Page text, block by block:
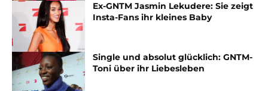
Ex-GNTM Jasmin Lekudere: Sie zeigt
Insta-Fans ihr kleines Baby
Single und absolut glücklich: GNTM-
Toni über ihr Liebesleben